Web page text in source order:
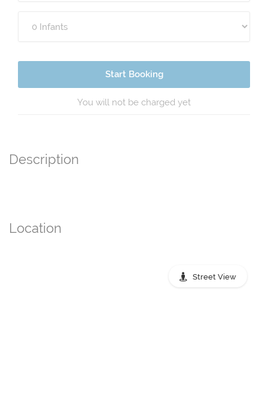
Start Booking
You will not be charged yet
Description
Location
Street View